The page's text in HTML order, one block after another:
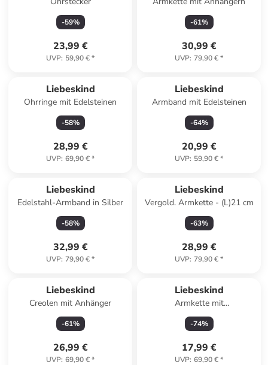
-59%
23,99 €
UVP: 59,90 €*
-61%
30,99 €
UVP: 79,90 €*
Liebeskind
Ohrringe mit Edelsteinen
-58%
28,99 €
UVP: 69,90 €*
Liebeskind
Armband mit Edelsteinen
-64%
20,99 €
UVP: 59,90 €*
Liebeskind
Edelstahl-Armband in Silber
-58%
32,99 €
UVP: 79,90 €*
Liebeskind
Vergold. Armkette - (L)21 cm
-63%
28,99 €
UVP: 79,90 €*
Liebeskind
Creolen mit Anhänger
-61%
26,99 €
UVP: 69,90 €*
Liebeskind
Armkette mit
Schmuckelementen
-74%
17,99 €
UVP: 69,90 €*